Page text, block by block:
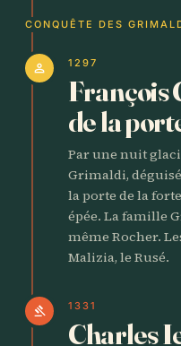
CONQUÊTE DES
person 1297
François
de la
Par une nuit
Grimaldi,
la porte de la
épée. La famille
même Rocher.
Malizia, le Rusé.
gavel 1331
Charles